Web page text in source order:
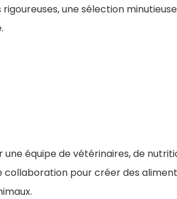
une sélection
équipe de vétérinaires, de
pour créer des